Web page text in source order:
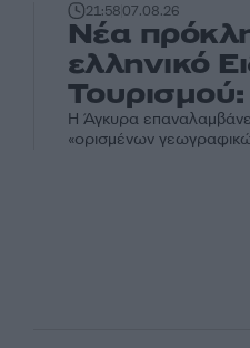
21:5807.08.26
Νέα
ελληνικό
H Άγκυρα
«ορισμένων